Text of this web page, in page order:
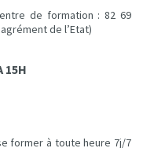
de formation : 82 69
de l’Etat)
15H
former à toute heure 7j/7